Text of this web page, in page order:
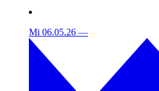
Mi 06.05.26 —